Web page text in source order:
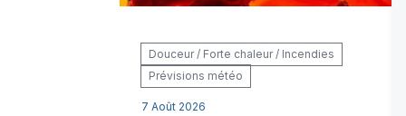
Douceur / Forte chaleur / Incendies
Prévisions météo
7 Août 2026